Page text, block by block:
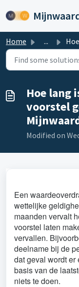
Home ... Hoe lang
Hoe lang
voorstel
Modified on
Een
wettelijke
maanden vervalt
voorstel laten
vervallen.
deelname bij de
dat geval wordt
basis van de
niets te doen.